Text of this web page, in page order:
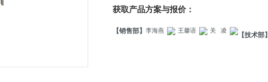
获取产品方案与报价：
【销售部】 李海燕 王馨语 关 凌
【技术部】